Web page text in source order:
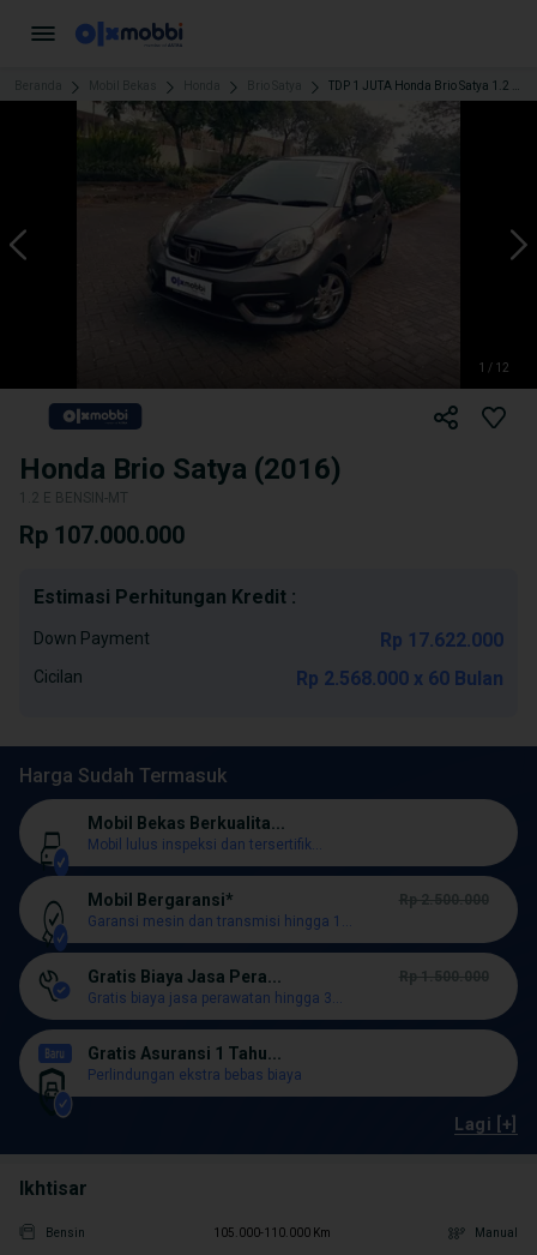
1 / 12
Honda Brio Satya (2016)
1.2 E BENSIN-MT
Rp 107.000.000
Estimasi Perhitungan Kredit :
Down Payment Rp 17.622.000
Cicilan Rp 2.568.000 x 60 Bulan
Harga Sudah Termasuk
Mobil Bekas Berkualita...
Mobil lulus inspeksi dan tersertifik...
Mobil Bergaransi*
Rp 2.500.000
Garansi mesin dan transmisi hingga 1...
Gratis Biaya Jasa Pera...
Rp 1.500.000
Gratis biaya jasa perawatan hingga 3...
Gratis Asuransi 1 Tahu...
Perlindungan ekstra bebas biaya
Lagi [+]
Ikhtisar
Bensin 105.000-110.000 Km Manual